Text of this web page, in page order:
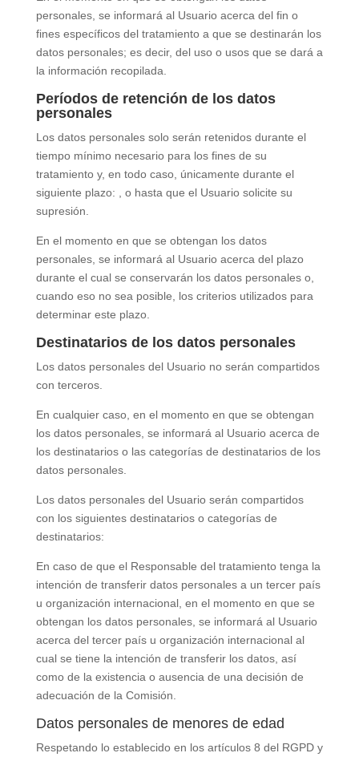
personales, se informará al Usuario acerca del fin o
fines específicos del tratamiento a que se destinarán los
datos personales; es decir, del uso o usos que se dará a
la información recopilada.
Períodos de retención de los datos
personales
Los datos personales solo serán retenidos durante el
tiempo mínimo necesario para los fines de su
tratamiento y, en todo caso, únicamente durante el
siguiente plazo:
, o hasta que el Usuario solicite su
supresión.
En el momento en que se obtengan los datos
personales, se informará al Usuario acerca del plazo
durante el cual se conservarán los datos personales o,
cuando eso no sea posible, los criterios utilizados para
determinar este plazo.
Destinatarios de los datos personales
Los datos personales del Usuario no serán compartidos
con terceros.
En cualquier caso, en el momento en que se obtengan
los datos personales, se informará al Usuario acerca de
los destinatarios o las categorías de destinatarios de los
datos personales.
Los datos personales del Usuario serán compartidos
con los siguientes destinatarios o categorías de
destinatarios:
En caso de que el Responsable del tratamiento tenga la
intención de transferir datos personales a un tercer país
u organización internacional, en el momento en que se
obtengan los datos personales, se informará al Usuario
acerca del tercer país u organización internacional al
cual se tiene la intención de transferir los datos, así
como de la existencia o ausencia de una decisión de
adecuación de la Comisión.
Datos personales de menores de edad
Respetando lo establecido en los artículos 8 del RGPD y